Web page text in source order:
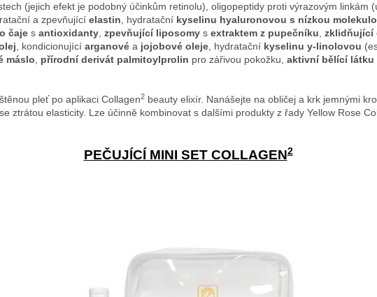
(jejich efekt je podobný účinkům retinolu), oligopeptidy proti výrazovým linkám
a zpevňující elastin , hydratační kyselinu hyaluronovou s nízkou
čaje s antioxidanty zpevňující liposomy s extraktem z pupečníku zklidňující
, kondicionující arganové a jojobové oleje , hydratační kyselinu y-linolovou
máslo přírodní derivát palmitoylprolin pro zářivou pokožku, aktivní bělící látku
pleť po aplikaci Collagen2 beauty elixír. Nanášejte na obličej a krk jemnými
ztrátou elasticity. Lze účinně kombinovat s dalšími produkty z řady Yellow Rose
PEČUJÍCÍ MINI SET COLLAGEN2